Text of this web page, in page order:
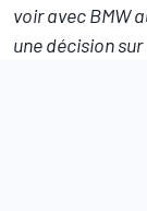
voir avec BMW
une décision